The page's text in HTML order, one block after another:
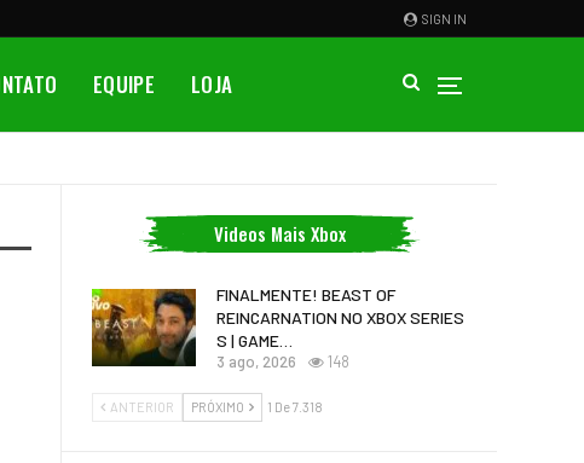
SIGN IN
EQUIPE LOJA
Videos Mais Xbox
FINALMENTE! BEAST OF
REINCARNATION NO XBOX SERIES
S | GAME…
3 ago, 2026 148
ANTERIOR PRÓXIMO 1 De 7.318